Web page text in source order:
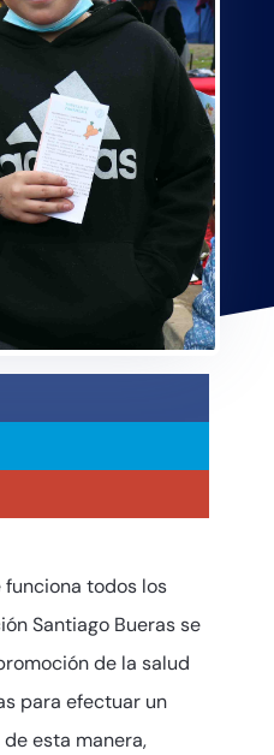
todos los
Santiago Bueras se
de la salud
para efectuar un
esta manera,